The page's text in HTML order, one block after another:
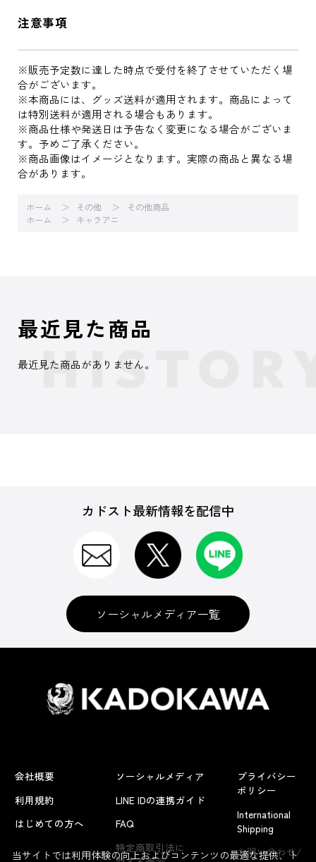
注意事項
※販売予定数に達した時点で受付を終了させていただく場
合がございます。
※本商品には、グッズ送料が適用されます。商品によって
は特別送料が適用される場合もあります。
※商品仕様や発送日は予告なく変更になる場合がございま
す。予めご了承ください。
※商品画像はイメージとなります。実際の商品と異なる場
合があります。
ホーム その他
その他商品
ホーム
キャラアニ
よくあるお問い合わせ
最近見た商品
最近見た商品がありません。
カドスト最新情報を配信中
ソーシャルメディア一覧
会社概要
利用規約
はじめての方へ
ソーシャルメディア
LINE IDの連携ガイド
FAQ
特定商取引法に
プライバシー
ポリシー
International
Shipping
お問い合わせ/
当サイトでは利用体験の向上およびコンテンツの最適な提供、ト